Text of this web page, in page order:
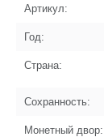
Артикул:
Год:
Страна:
Сохранность:
Монетный двор: